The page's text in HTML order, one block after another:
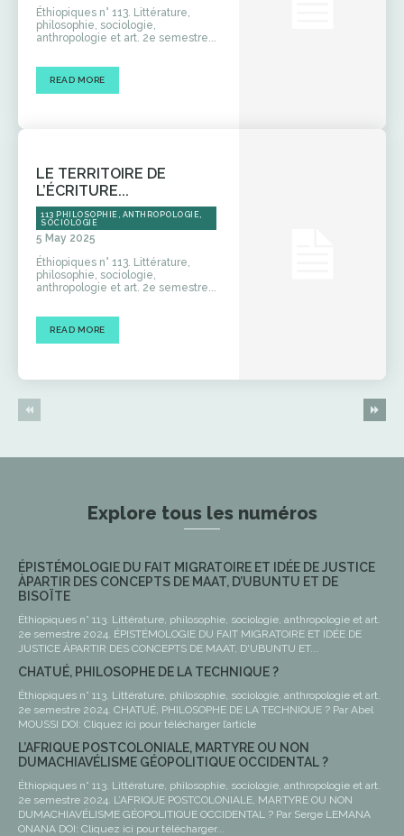
Éthiopiques n° 113. Littérature,
philosophie, sociologie,
anthropologie et art. 2e semestre...
READ MORE
LE TERRITOIRE DE
L’ÉCRITURE...
113 PHILOSOPHIE, ANTHROPOLOGIE,
SOCIOLOGIE
5 May 2025
Éthiopiques n° 113. Littérature,
philosophie, sociologie,
anthropologie et art. 2e semestre...
READ MORE
Explore tous les numéros
ÉPISTÉMOLOGIE DU FAIT MIGRATOIRE ET IDÉE DE JUSTICE
ÀPARTIR DES CONCEPTS DE MAAT, D’UBUNTU ET DE
BISOÏTE
Éthiopiques n° 113. Littérature, philosophie, sociologie, anthropologie et art.
2e semestre 2024. ÉPISTÉMOLOGIE DU FAIT MIGRATOIRE ET IDÉE DE
JUSTICE ÀPARTIR DES CONCEPTS DE MAAT, D'UBUNTU ET...
CHATUÉ, PHILOSOPHE DE LA TECHNIQUE ?
Éthiopiques n° 113. Littérature, philosophie, sociologie, anthropologie et art.
2e semestre 2024. CHATUÉ, PHILOSOPHE DE LA TECHNIQUE ? Par Abel
MOUSSI DOI: Cliquez ici pour télécharger l’article
L’AFRIQUE POSTCOLONIALE, MARTYRE OU NON
DUMACHIAVÉLISME GÉOPOLITIQUE OCCIDENTAL ?
Éthiopiques n° 113. Littérature, philosophie, sociologie, anthropologie et art.
2e semestre 2024. L’AFRIQUE POSTCOLONIALE, MARTYRE OU NON
DUMACHIAVÉLISME GÉOPOLITIQUE OCCIDENTAL ? Par Serge LEMANA
ONANA DOI: Cliquez ici pour télécharger...